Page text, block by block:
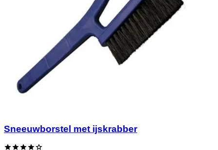
Sneeuwborstel met ijskrabber